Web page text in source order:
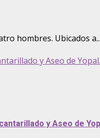
hombres. Ubicados
y Aseo de Yopal.
y Aseo de